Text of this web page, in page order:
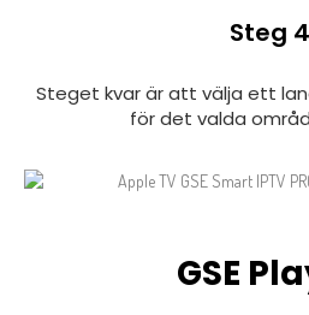
Steg 4
Steget kvar är att välja ett
för det valda
GSE